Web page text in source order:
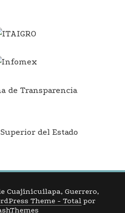
Cuajinicuilapa, Guerrero,
Theme - Totalpor